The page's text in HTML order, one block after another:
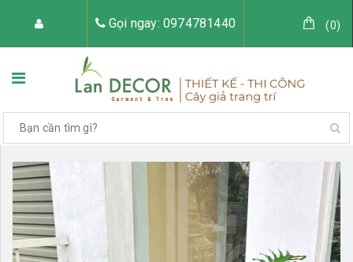
Gọi ngay: 0974781440 (0)
TRANG CHỦ VỀ LAN DECOR